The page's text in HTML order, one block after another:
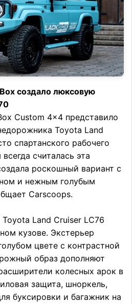
создало люксовую
Custom 4×4 представило
Toyota Land
спартанского рабочего
считалась эта
роскошный вариант с
и нежным голубым
Carscoops.
Land Cruiser LC76
кузове. Экстерьер
цвете с контрастной
образ дополняют
колесных арок в
защита, шноркель,
буксировки и багажник на